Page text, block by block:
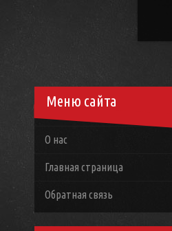
Меню сайта
О нас
Главная страница
Обратная связь